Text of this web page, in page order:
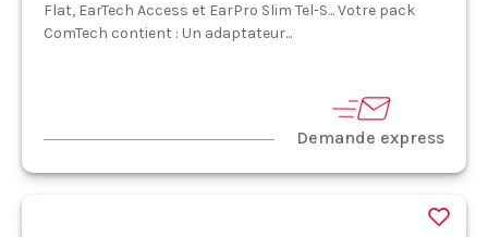
Flat, EarTech Access et EarPro Slim Tel-S... Votre pack
ComTech contient : Un adaptateur...
Demande express